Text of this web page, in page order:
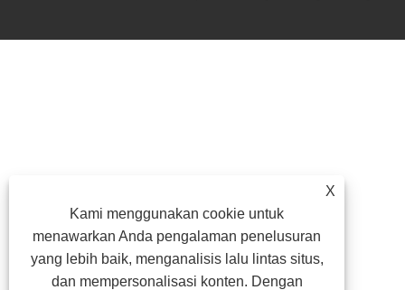
X
Kami menggunakan cookie untuk
menawarkan Anda pengalaman penelusuran
yang lebih baik, menganalisis lalu lintas situs,
dan mempersonalisasi konten. Dengan